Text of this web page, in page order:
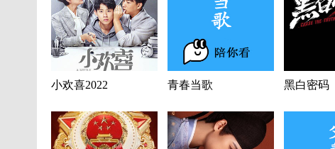
小欢喜2022 青春当歌 黑白密码